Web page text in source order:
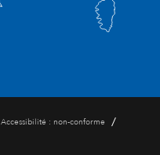
Accessibilité : non-conforme /